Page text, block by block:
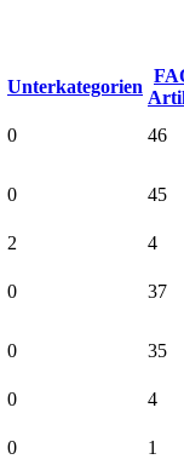
Unterkategorien
0 46
0 45
2 4
0 37
0
35
0 4
0 1